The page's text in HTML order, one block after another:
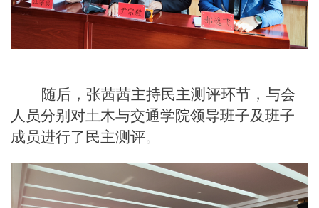
随后， 张茜茜主持民主测评环节，与会
人员分别对土木与交通学院领导班子及班子
成员进行了民主测评。